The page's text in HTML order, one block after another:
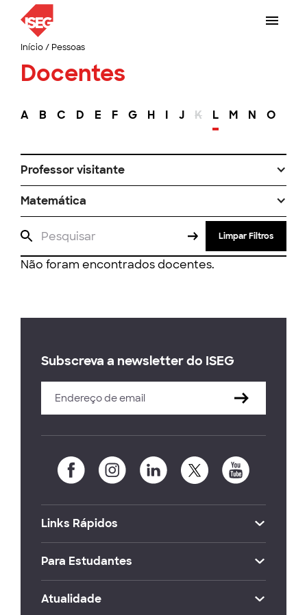
Início/ Pessoas
Docentes
A B C D E F G H I J K L M N O
Professor visitante
Matemática
Limpar Filtros
Não foram encontrados docentes.
Subscreva a newsletter do ISEG
Links Rápidos
Para Estudantes
Atualidade